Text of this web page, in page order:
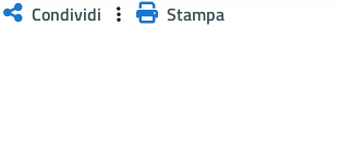
Condividi Stampa